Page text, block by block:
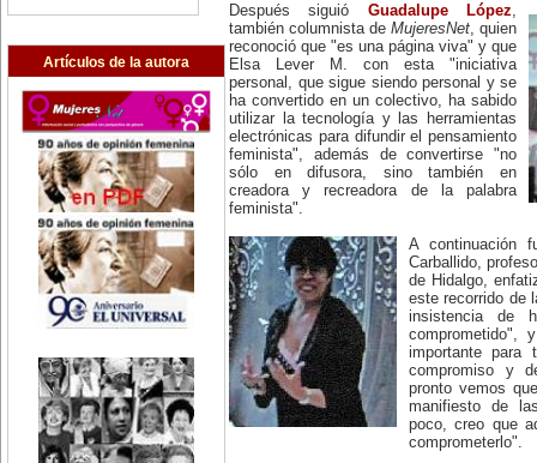
Artículos de la autora
Después siguió Guadalupe López
también columnista de MujeresNet , quien
reconoció que "es una página viva" y que
Elsa Lever M. con esta "iniciativa
personal, que sigue siendo personal y se
ha convertido en un colectivo, ha sabido
utilizar la tecnología y las herramientas
electrónicas para difundir el pensamiento
feminista", además de convertirse "no
sólo en difusora, sino también en
creadora y recreadora de la palabra
feminista".
A continuación
Carballido,
de Hidalgo,
este recorrido de
insistencia de
comprometido",
importante para
compromiso y
pronto vemos
manifiesto de
poco, creo que
comprometerlo".